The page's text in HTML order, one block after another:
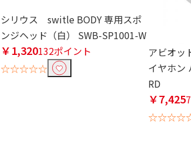
シリウス switle BODY 専用スポ
ンジヘッド（白） SWB-SP1001-W
￥1,320132ポイント
☆☆☆☆☆
アビオッ
イヤホン
RD
￥7,425